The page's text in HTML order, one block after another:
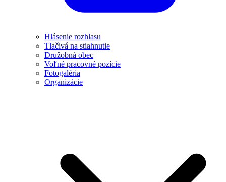
Hlásenie rozhlasu
Tlačivá na stiahnutie
Družobná obec
Voľné pracovné pozície
Fotogaléria
Organizácie